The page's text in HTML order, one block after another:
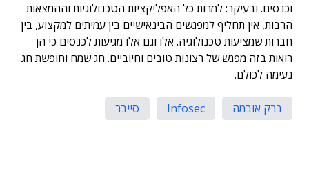
וכנסים. ובעיקר: למרות כל האפליקציות הטכנולוגיות וההמצאות
הרבות, אין תחליף למפגשים הבינאישיים בין עמיתים למקצוע, בין
חברות שמציעות טכנולוגיה. אלו וגם אלו מגיעות לכנסים כי הן
רואות בזה מפגש של רצונות טובים וחיוביים. חג שמח וחופשת חג
נעימה לכולם.
ברק אובמה Infosec סייבר